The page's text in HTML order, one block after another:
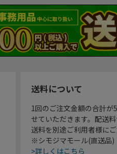
送料について
1回のご注文金額の合計
せていただきます。配送
送料を別途ご利用者様にご
※シモジマモール(直送品)
>詳しくはこちら